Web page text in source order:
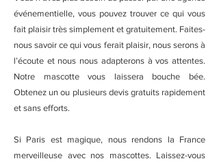
événementielle, vous pouvez trouver ce qui vous
fait plaisir très simplement et gratuitement. Faites-
nous savoir ce qui vous ferait plaisir, nous serons à
l’écoute et nous nous adapterons à vos attentes.
Notre mascotte vous laissera bouche bée.
Obtenez un ou plusieurs devis gratuits rapidement
et sans efforts.
Si Paris est magique, nous rendons la France
merveilleuse avec nos mascottes. Laissez-vous